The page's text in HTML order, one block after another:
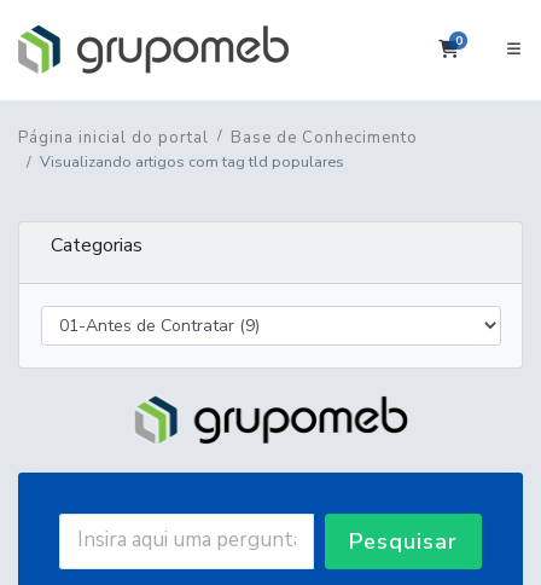
0Carrinho
Página inicial do portal Base de Conhecimento
Visualizando artigos com tag tld populares
Categorias
Pesquisar